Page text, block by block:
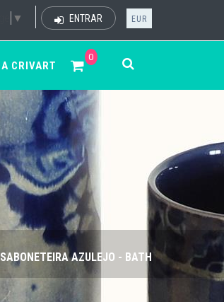
▼ ENTRAR EUR
0
A CRIVART
SABONETEIRA AZULEJO - BATH